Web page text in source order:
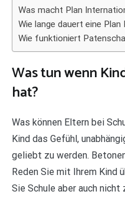
Was macht Plan
Wie lange dauert eine
Wie funktioniert
Was tun wenn
hat?
Was können Eltern bei
Kind das Gefühl,
geliebt zu werden.
Reden Sie mit Ihrem Kind
Sie Schule aber auch